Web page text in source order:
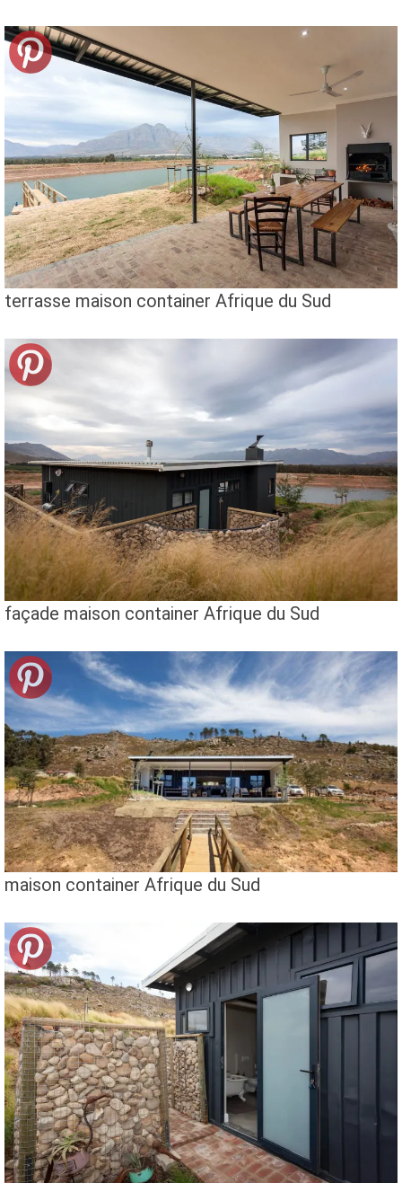
terrasse maison container Afrique du Sud
façade maison container Afrique du Sud
maison container Afrique du Sud